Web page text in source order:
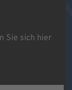
Sie sich hier